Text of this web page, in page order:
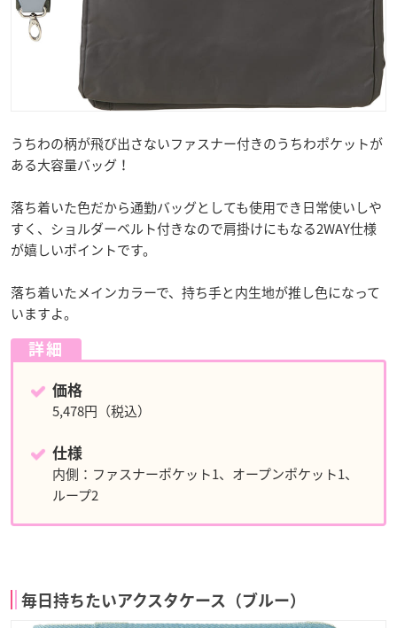
うちわの柄が飛び出さないファスナー付きのうちわポケットが
ある大容量バッグ！
落ち着いた色だから通勤バッグとしても使用でき日常使いしや
すく、ショルダーベルト付きなので肩掛けにもなる2WAY仕様
が嬉しいポイントです。
落ち着いたメインカラーで、持ち手と内生地が推し色になって
いますよ。
詳細
価格
5,478円（税込）
仕様
内側：ファスナーポケット1、オープンポケット1、
ループ2
毎日持ちたいアクスタケース（ブルー）